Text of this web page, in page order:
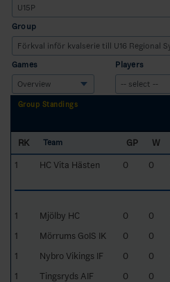
Group
Games Players
Group Standings
RK Team GP W
1
HC Vita Hästen 0 0
1 Mjölby HC 0 0
1
Mörrums GoIS IK 0 0
1
Nybro Vikings IF 0 0
1
Tingsryds AIF 0 0